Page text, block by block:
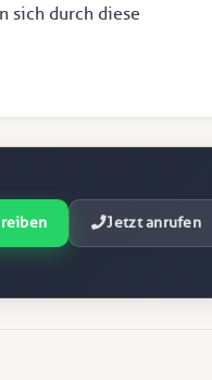
sich durch diese
Jetzt anrufen